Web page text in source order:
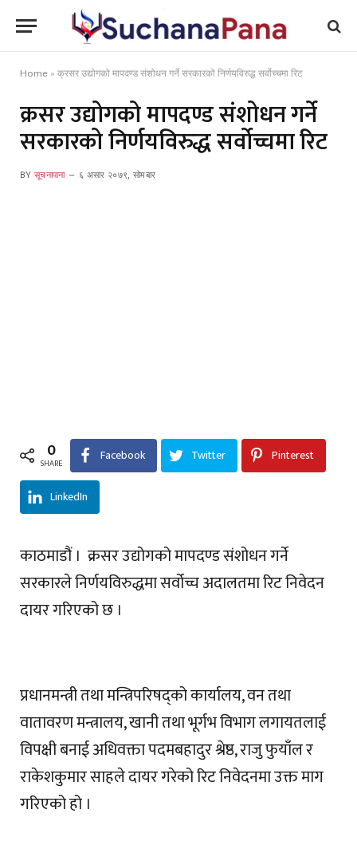
Home » क्रसर उद्योगको मापदण्ड संशोधन गर्ने सरकारको निर्णयविरुद्ध सर्वोच्चमा रिट
क्रसर उद्योगको मापदण्ड संशोधन गर्ने
सरकारको निर्णयविरुद्ध सर्वोच्चमा रिट
BY सूचनापाना ६ असार २०७९, सोमबार
0
SHARE Facebook Twitter Pinterest
LinkedIn
काठमाडौं । क्रसर उद्योगको मापदण्ड संशोधन गर्ने
सरकारले निर्णयविरुद्धमा सर्वोच्च अदालतमा रिट निवेदन
दायर गरिएको छ ।
प्रधानमन्त्री तथा मन्त्रिपरिषद्को कार्यालय, वन तथा
वातावरण मन्त्रालय, खानी तथा भूर्गभ विभाग लगायतलाई
विपक्षी बनाई अधिवक्ता पदमबहादुर श्रेष्ठ, राजु फुयाँल र
राकेशकुमार साहले दायर गरेको रिट निवेदनमा उक्त माग
गरिएको हो ।